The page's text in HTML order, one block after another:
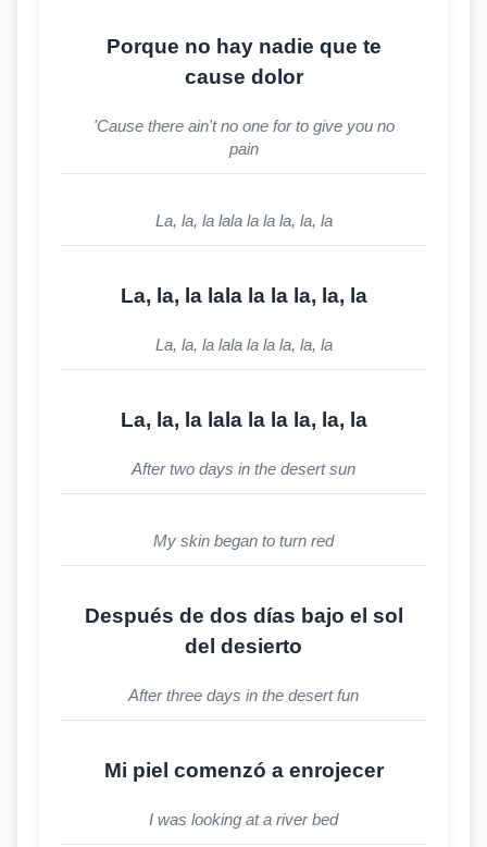
Porque no hay nadie que te
cause dolor
'Cause there ain't no one for to give you no
pain
La, la, la lala la la la, la, la
La, la, la lala la la la, la, la
La, la, la lala la la la, la, la
La, la, la lala la la la, la, la
After two days in the desert sun
My skin began to turn red
Después de dos días bajo el sol
del desierto
After three days in the desert fun
Mi piel comenzó a enrojecer
I was looking at a river bed